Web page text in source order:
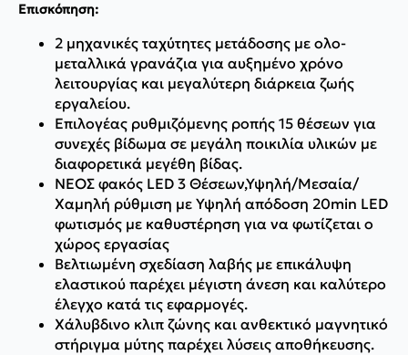
Επισκόπηση:
2 μηχανικές ταχύτητες μετάδοσης με ολο-
μεταλλικά γρανάζια για αυξημένο χρόνο
λειτουργίας και μεγαλύτερη διάρκεια ζωής
εργαλείου.
Επιλογέας ρυθμιζόμενης ροπής 15 θέσεων για
συνεχές βίδωμα σε μεγάλη ποικιλία υλικών με
διαφορετικά μεγέθη βίδας.
ΝΕΟΣ φακός LED 3 Θέσεων,Υψηλή/Μεσαία/
Χαμηλή ρύθμιση με Υψηλή απόδοση 20min LED
φωτισμός με καθυστέρηση για να φωτίζεται ο
χώρος εργασίας
Βελτιωμένη σχεδίαση λαβής με επικάλυψη
ελαστικού παρέχει μέγιστη άνεση και καλύτερο
έλεγχο κατά τις εφαρμογές.
Χάλυβδινο κλιπ ζώνης και ανθεκτικό μαγνητικό
στήριγμα μύτης παρέχει λύσεις αποθήκευσης.